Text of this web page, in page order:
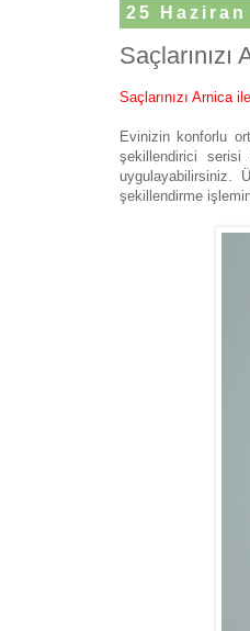
25 Haziran
Saçlarınızı Arnica
Evinizin konforlu
şekillendirici serisi
uygulayabilirsiniz.
şekillendirme